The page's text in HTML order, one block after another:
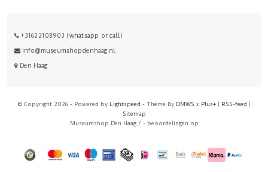
+31622108903 (whatsapp or call)
info@museumshopdenhaag.nl
Den Haag
© Copyright 2026 - Powered by Lightspeed - Theme By DMWS x Plus+| RSS-feed |
Sitemap
Museumshop Den Haag / - beoordelingen op